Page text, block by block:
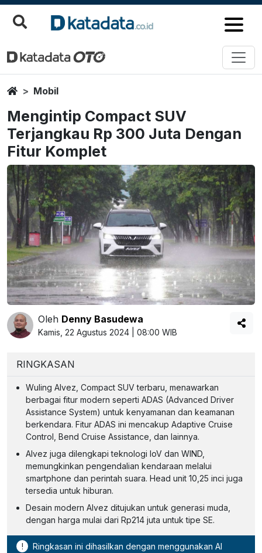
HomeMobil
Mengintip Compact SUV
Terjangkau Rp 300 Juta Dengan
Fitur Komplet
Oleh Denny Basudewa
Kamis, 22 Agustus 2024 | 08:00 WIB
RINGKASAN
Wuling Alvez, Compact SUV terbaru, menawarkan
berbagai fitur modern seperti ADAS (Advanced Driver
Assistance System) untuk kenyamanan dan keamanan
berkendara. Fitur ADAS ini mencakup Adaptive Cruise
Control, Bend Cruise Assistance, dan lainnya.
Alvez juga dilengkapi teknologi IoV dan WIND,
memungkinkan pengendalian kendaraan melalui
smartphone dan perintah suara. Head unit 10,25 inci juga
tersedia untuk hiburan.
Desain modern Alvez ditujukan untuk generasi muda,
dengan harga mulai dari Rp214 juta untuk tipe SE.
! Ringkasan ini dihasilkan dengan menggunakan AI